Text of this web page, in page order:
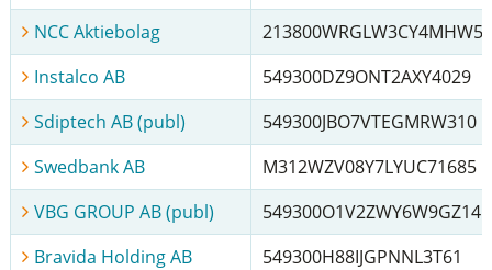
NCC Aktiebolag
213800WRGLW3CY4MHW53
Instalco AB
549300DZ9ONT2AXY4029
Sdiptech AB (publ)
549300JBO7VTEGMRW310
Swedbank AB
M312WZV08Y7LYUC71685
VBG GROUP AB (publ)
549300O1V2ZWY6W9GZ14
Bravida Holding AB
549300H88IJGPNNL3T61